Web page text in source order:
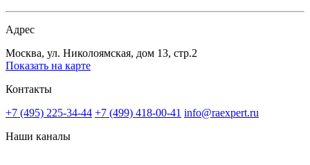
Адрес
Москва, ул. Николоямская, дом 13, стр.2
Показать на карте
Контакты
+7 (495) 225-34-44 +7 (499) 418-00-41 info@raexpert.ru
Наши каналы